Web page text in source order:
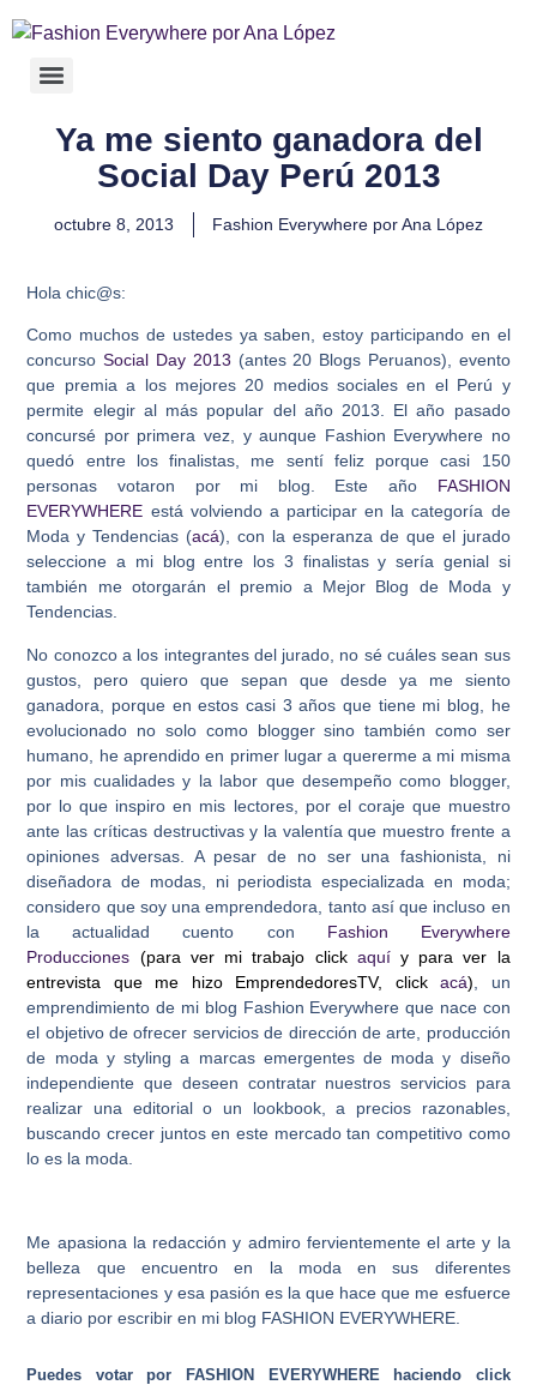
Ya me siento ganadora del
Social Day Perú 2013
octubre 8, 2013 Fashion Everywhere por Ana López
Hola chic@s:
Como muchos de ustedes ya saben, estoy participando en el
concursoSocial Day 2013 (antes 20 Blogs Peruanos), evento
que premia a los mejores 20 medios sociales en el Perú y
permite elegir al más popular del año 2013. El año pasado
concursé por primera vez, y aunque Fashion Everywhere no
quedó entre los finalistas, me sentí feliz porque casi 150
personas votaron por mi blog. Este año FASHION
EVERYWHERE está volviendo a participar en la categoría de
Moda y Tendencias (acá), con la esperanza de que el jurado
seleccione a mi blog entre los 3 finalistas y sería genial si
también me otorgarán el premio a Mejor Blog de Moda y
Tendencias.
No conozco a los integrantes del jurado, no sé cuáles sean sus
gustos, pero quiero que sepan que desde ya me siento
ganadora, porque en estos casi 3 años que tiene mi blog, he
evolucionado no solo como blogger sino también como ser
humano, he aprendido en primer lugar a quererme a mi misma
por mis cualidades y la labor que desempeño como blogger,
por lo que inspiro en mis lectores, por el coraje que muestro
ante las críticas destructivas y la valentía que muestro frente a
opiniones adversas. A pesar de no ser una fashionista, ni
diseñadora de modas, ni periodista especializada en moda;
considero que soy una emprendedora, tanto así que incluso en
la actualidad cuento con Fashion Everywhere
Producciones (para ver mi trabajo click aquí y para ver la
entrevista que me hizo EmprendedoresTV, clickacá) , un
emprendimiento de mi blog Fashion Everywhere que nace con
el objetivo de ofrecer servicios de dirección de arte, producción
de moda y styling a marcas emergentes de moda y diseño
independiente que deseen contratar nuestros servicios para
realizar una editorial o un lookbook, a precios razonables,
buscando crecer juntos en este mercado tan competitivo como
lo es la moda.
Me apasiona la redacción y admiro fervientemente el arte y la
belleza que encuentro en la moda en sus diferentes
representaciones y esa pasión es la que hace que me esfuerce
a diario por escribir en mi blog FASHION EVERYWHERE.
Puedes votar por FASHION EVERYWHERE haciendo click